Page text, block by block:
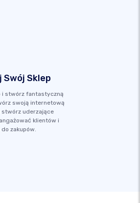
Sklep
i stwórz fantastyczną
swoją internetową
uderzające
klientów i
zakupów.